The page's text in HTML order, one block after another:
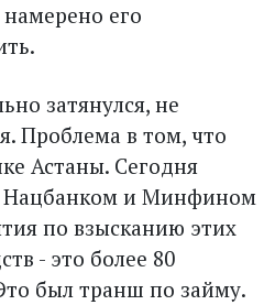
его
затянулся, не
Проблема в том, что
Астаны. Сегодня
Нацбанком и Минфином
по взысканию этих
- это более 80
был транш по займу.